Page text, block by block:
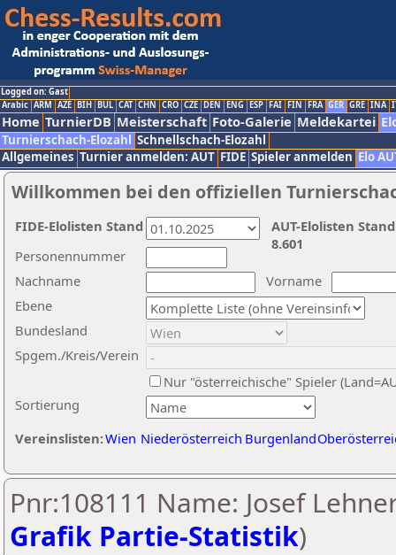
Logged on: Gast
Arabic ARM AZE BIH BUL CAT CHN CRO CZE DEN ENG ESP FAI FIN FRA GER GRE INA
Home TurnierDB Meisterschaft Foto-Galerie Meldekartei
Turnierschach-Elozahl Schnellschach-Elozahl
Allgemeines Turnier anmelden: AUT FIDE Spieler anmelden Elo
Willkommen bei den offiziellen
Nachname
Vorname
Ebene
Sortierung
Personennummer
Bundesland
Spgem./Kreis/Verein
Nur "österreichische" Spieler
Vereinslisten:Wien Niederösterreich Burgenland
AUT-Elolisten
8.601
FIDE-Elolisten Stand
Pnr:108111 Name: Josef
Grafik Partie-Statistik)